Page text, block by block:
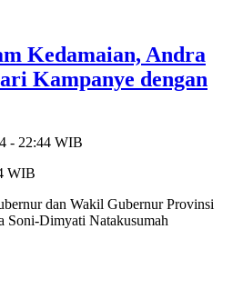
Kedamaian, Andra
Kampanye dengan
- 22:44 WIB
WIB
dan Wakil Gubernur Provinsi
Soni-Dimyati Natakusumah